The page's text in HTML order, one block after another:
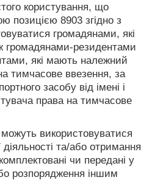
користування, що
позицією 8903 згідно з
громадянами, які
громадянами-резидентами
які мають належний
тимчасове ввезення, за
засобу від імені і
права на тимчасове
можуть використовуватися
та/або отримання
чи передані у
розпорядження іншим